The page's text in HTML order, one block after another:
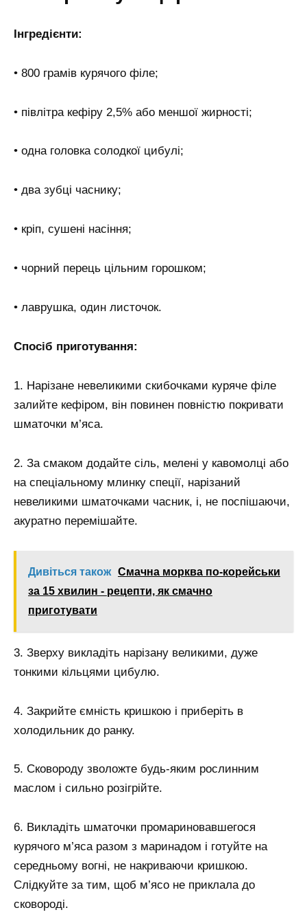
Інгредієнти:
• 800 грамів курячого філе;
• півлітра кефіру 2,5% або меншої жирності;
• одна головка солодкої цибулі;
• два зубці часнику;
• кріп, сушені насіння;
• чорний перець цільним горошком;
• лаврушка, один листочок.
Спосіб приготування:
1. Нарізане невеликими скибочками куряче філе
залийте кефіром, він повинен повністю покривати
шматочки м’яса.
2. За смаком додайте сіль, мелені у кавомолці або
на спеціальному млинку спеції, нарізаний
невеликими шматочками часник, і, не поспішаючи,
акуратно перемішайте.
Дивіться також Смачна морква по-корейськи
за 15 хвилин - рецепти, як смачно
приготувати
3. Зверху викладіть нарізану великими, дуже
тонкими кільцями цибулю.
4. Закрийте ємність кришкою і приберіть в
холодильник до ранку.
5. Сковороду зволожте будь-яким рослинним
маслом і сильно розігрійте.
6. Викладіть шматочки промариновавшегося
курячого м’яса разом з маринадом і готуйте на
середньому вогні, не накриваючи кришкою.
Слідкуйте за тим, щоб м’ясо не приклала до
сковороді.